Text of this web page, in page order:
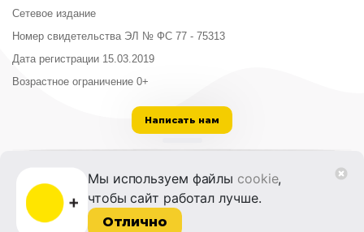
Мы используем файлы cookie,
чтобы сайт работал лучше.
Отлично
Сетевое издание
Номер свидетельства ЭЛ № ФС 77 - 75313
Дата регистрации 15.03.2019
Возрастное ограничение 0+
Написать нам
ООО «Институт развития кино и медиа»
Лицензия на образовательную деятельность
№ Л035-01215-72/00614094 от 30 августа
2022 г.